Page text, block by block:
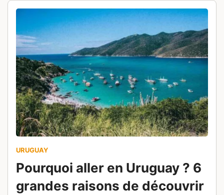
URUGUAY
Pourquoi aller en Uruguay ? 6
grandes raisons de découvrir